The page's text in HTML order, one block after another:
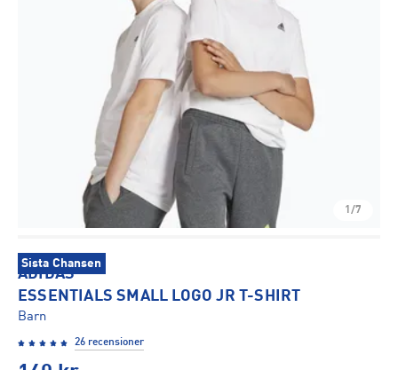
1/7
Sista Chansen
ADIDAS
ESSENTIALS SMALL LOGO JR T-SHIRT
Barn
26 recensioner